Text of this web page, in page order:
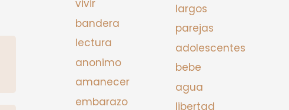
vivir
bandera
lectura
anonimo
amanecer
embarazo
largos
parejas
adolescentes
bebe
agua
libertad